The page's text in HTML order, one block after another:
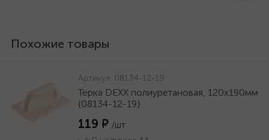
Похожие товары
Артикул: 08134-12-19
Терка DEXX полиуретановая, 120x190мм
{08134-12-19}
119 ₽ /шт